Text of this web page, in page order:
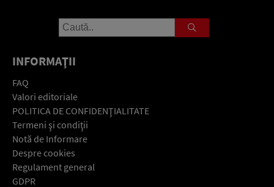
INFORMAŢII
FAQ
Valori editoriale
POLITICA DE CONFIDENŢIALITATE
Termeni şi condiţii
Notă de Informare
Despre cookies
Regulament general
GDPR